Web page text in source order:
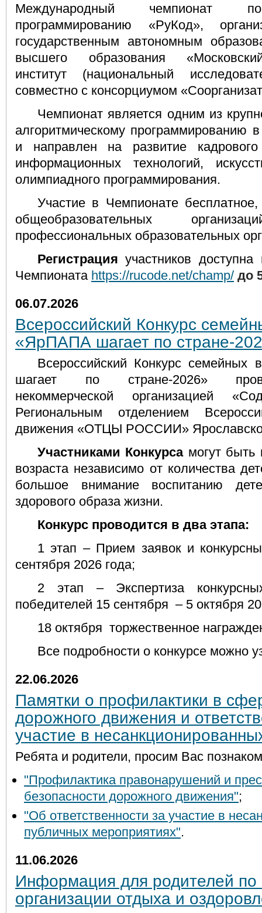
Международный чемпионат по
программированию «РуКод»,
государственным автономным
высшего образования
институт (национальный
совместно с консорциумом
Чемпионат является одним из
алгоритмическому программированию
и направлен на развитие
информационных технологий,
олимпиадного программирования.
Участие в Чемпионате
общеобразовательных
профессиональных образовательных
Регистрация участников
Чемпионата https://rucode.net/champ/ до
06.07.2026
Всероссийский Конкурс
«ЯрПАПА шагает по стране-
Всероссийский Конкурс семейных
шагает по стране-2026»
некоммерческой организацией
Региональным отделением
движения «ОТЦЫ РОССИИ»
Участниками Конкурсамогут быть
возраста независимо от количества
большое внимание воспитанию
здорового образа жизни.
Конкурс проводится в два этапа:
1 этап – Прием заявок и
сентября 2026 года;
2 этап – Экспертиза
победителей 15 сентября – 5 октября
18 октября торжественное
Все подробности о конкурсе можно
22.06.2026
Памятки о профилактики в
дорожного движения и
участие в
Ребята и родители, просим Вас
"Профилактика правонарушений и
безопасности дорожного движения";
"Об ответственности за участие в
публичных мероприятиях".
11.06.2026
Информация для родителей по
организации отдыха и